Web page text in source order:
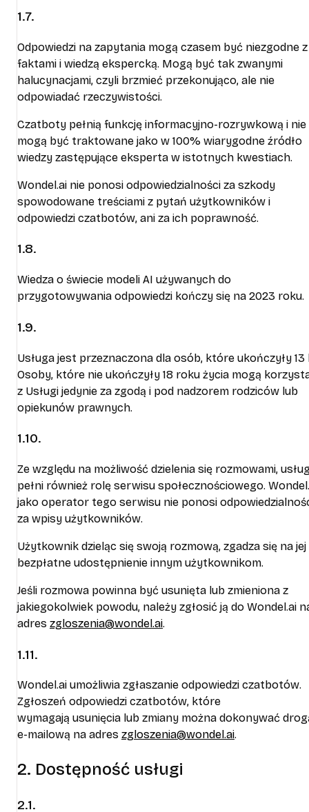
1.7.
Odpowiedzi na zapytania mogą czasem być niezgodne z
faktami i wiedzą ekspercką. Mogą być tak zwanymi
halucynacjami, czyli brzmieć przekonująco, ale nie
odpowiadać rzeczywistości.
Czatboty pełnią funkcję informacyjno-rozrywkową i nie
mogą być traktowane jako w 100% wiarygodne źródło
wiedzy zastępujące eksperta w istotnych kwestiach.
Wondel.ai nie ponosi odpowiedzialności za szkody
spowodowane treściami z pytań użytkowników i
odpowiedzi czatbotów, ani za ich poprawność.
1.8.
Wiedza o świecie modeli AI używanych do
przygotowywania odpowiedzi kończy się na 2023 roku.
1.9.
Usługa jest przeznaczona dla osób, które ukończyły 13
Osoby, które nie ukończyły 18 roku życia mogą
z Usługi jedynie za zgodą i pod nadzorem rodziców lub
opiekunów prawnych.
1.10.
Ze względu na możliwość dzielenia się rozmowami,
pełni również rolę serwisu społecznościowego.
jako operator tego serwisu nie ponosi
za wpisy użytkowników.
Użytkownik dzieląc się swoją rozmową, zgadza się na jej
bezpłatne udostępnienie innym użytkownikom.
Jeśli rozmowa powinna być usunięta lub zmieniona z
jakiegokolwiek powodu, należy zgłosić ją do Wondel.ai
adres zgloszenia@wondel.ai.
1.11.
Wondel.ai umożliwia zgłaszanie odpowiedzi czatbotów.
Zgłoszeń odpowiedzi czatbotów, które
wymagają usunięcia lub zmiany można dokonywać
e-mailową na adres zgloszenia@wondel.ai.
2. Dostępność usługi
2.1.